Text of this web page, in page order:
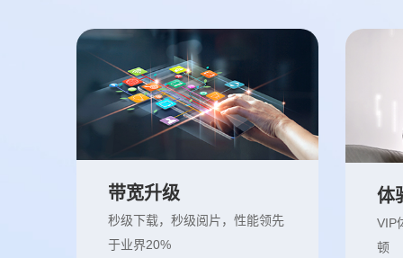
带宽升级
秒级下载，秒级阅片，性能领先
于业界20%
体
VIP
顿